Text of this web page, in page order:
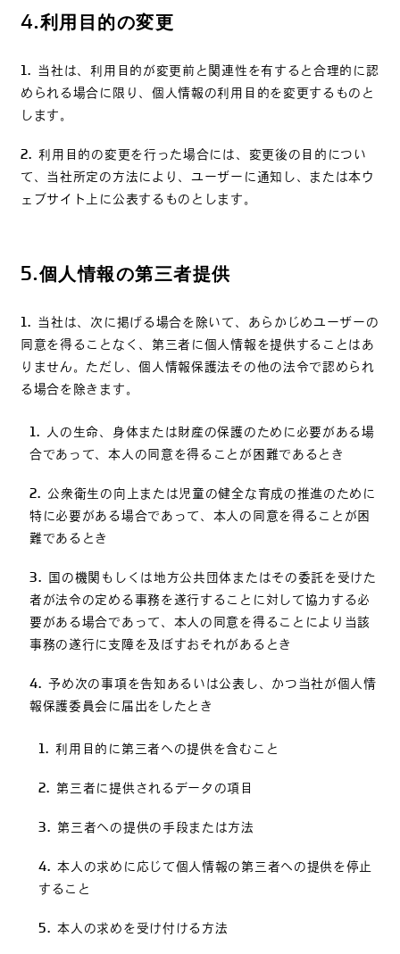
4.利用目的の変更
当社は、利用目的が変更前と関連性を有すると合理的に認
められる場合に限り、個人情報の利用目的を変更するものと
します。
利用目的の変更を行った場合には、変更後の目的につい
て、当社所定の方法により、ユーザーに通知し、または本ウ
ェブサイト上に公表するものとします。
5.個人情報の第三者提供
当社は、次に掲げる場合を除いて、あらかじめユーザーの
同意を得ることなく、第三者に個人情報を提供することはあ
りません。ただし、個人情報保護法その他の法令で認められ
る場合を除きます。
人の生命、身体または財産の保護のために必要がある場
合であって、本人の同意を得ることが困難であるとき
公衆衛生の向上または児童の健全な育成の推進のために
特に必要がある場合であって、本人の同意を得ることが困
難であるとき
国の機関もしくは地方公共団体またはその委託を受けた
者が法令の定める事務を遂行することに対して協力する必
要がある場合であって、本人の同意を得ることにより当該
事務の遂行に支障を及ぼすおそれがあるとき
予め次の事項を告知あるいは公表し、かつ当社が個人情
報保護委員会に届出をしたとき
利用目的に第三者への提供を含むこと
第三者に提供されるデータの項目
第三者への提供の手段または方法
本人の求めに応じて個人情報の第三者への提供を停止
すること
本人の求めを受け付ける方法